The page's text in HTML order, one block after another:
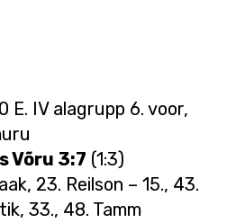
E. IV alagrupp 6. voor,
Võru 3:7 (1:3)
23. Reilson – 15., 43.
33., 48. Tamm